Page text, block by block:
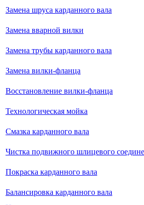
Замена шруса карданного вала
Замена вварной вилки
Замена трубы карданного вала
Замена вилки-фланца
Восстановление вилки-фланца
Технологическая мойка
Смазка карданного вала
Чистка подвижного шлицевого
Покраска карданного вала
Балансировка карданного вала